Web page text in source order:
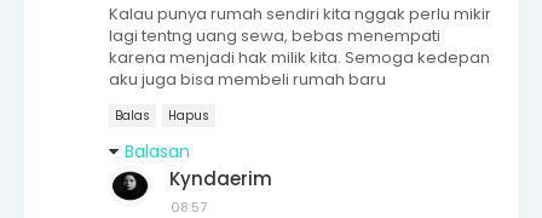
Kalau punya rumah sendiri kita nggak perlu mikir
lagi tentng uang sewa, bebas menempati
karena menjadi hak milik kita. Semoga kedepan
aku juga bisa membeli rumah baru
Balas Hapus
Balasan
Kyndaerim
08:57